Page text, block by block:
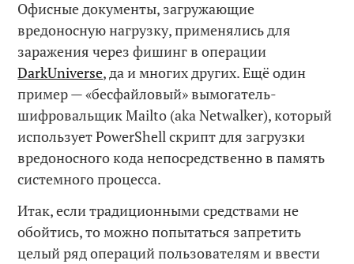
Офисные документы, загружающие
вредоносную нагрузку, применялись для
заражения через фишинг в операции
DarkUniverse, да и многих других. Ещё один
пример — «бесфайловый» вымогатель-
шифровальщик Mailto (aka Netwalker), который
использует PowerShell скрипт для загрузки
вредоносного кода непосредственно в память
системного процесса.
Итак, если традиционными средствами не
обойтись, то можно попытаться запретить
целый ряд операций пользователям и ввести